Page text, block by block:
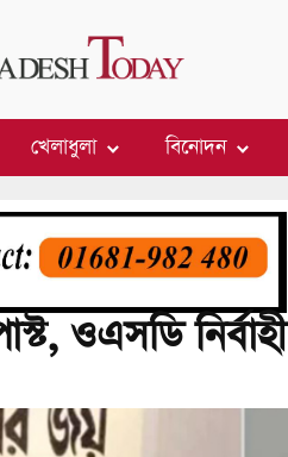
খেলাধুলা বিনোদন
ওএসডি নির্বাহী